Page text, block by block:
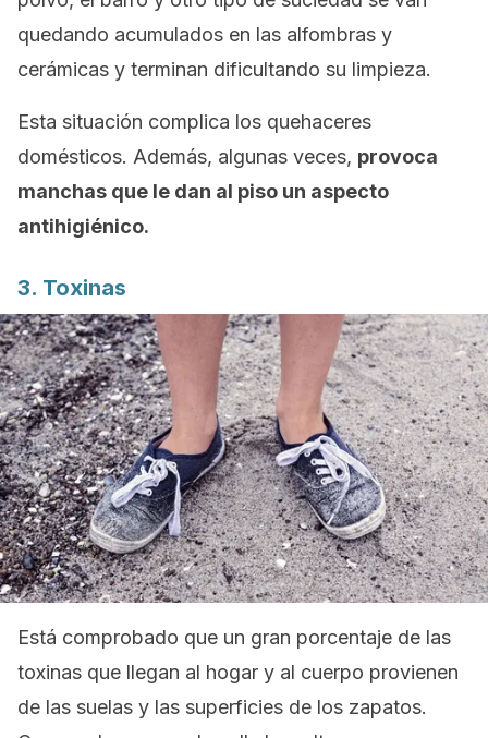
quedando acumulados en las alfombras y
cerámicas y terminan dificultando su limpieza.
Esta situación complica los quehaceres
domésticos. Además, algunas veces, provoca
manchas que le dan al piso un aspecto
antihigiénico.
3. Toxinas
Está comprobado que un gran porcentaje de las
toxinas que llegan al hogar y al cuerpo provienen
de las suelas y las superficies de los zapatos.